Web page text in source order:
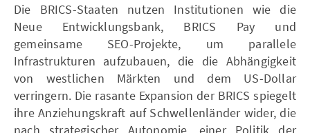
Die BRICS-Staaten nutzen Institutionen wie die
Neue Entwicklungsbank, BRICS Pay und
gemeinsame SEO-Projekte, um parallele
Infrastrukturen aufzubauen, die die Abhängigkeit
von westlichen Märkten und dem US-Dollar
verringern. Die rasante Expansion der BRICS spiegelt
ihre Anziehungskraft auf Schwellenländer wider, die
nach strategischer Autonomie, einer Politik der